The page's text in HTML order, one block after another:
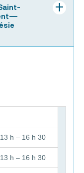
13 h – 16 h 30
13 h – 16 h 30